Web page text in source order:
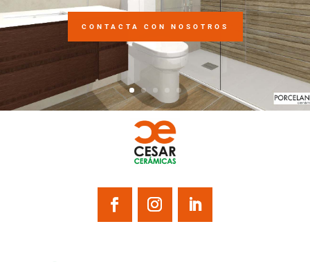
CONTACTA CON NOSOTROS